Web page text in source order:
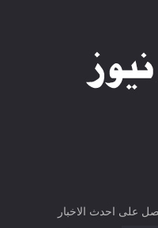
على احدث الاخبار